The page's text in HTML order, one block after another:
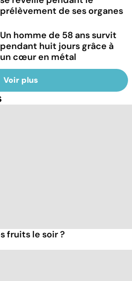
prélèvement de ses organes
Un homme de 58 ans survit
pendant huit jours grâce à
un cœur en métal
Voir plus
fruits le soir ?